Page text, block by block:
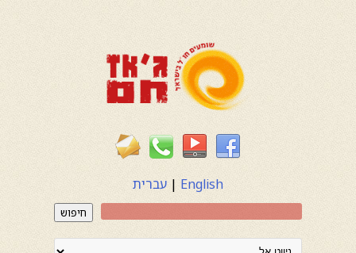
English
| עברית
חיפוש